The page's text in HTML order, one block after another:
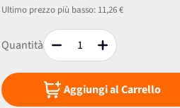
Ultimo prezzo più basso: 11,26 €
Quantità
Aggiungi al Carrello